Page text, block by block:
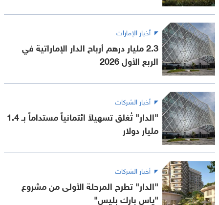
أخبار الإمارات
2.3 مليار درهم أرباح الدار الإماراتية في
الربع الأول 2026
أخبار الشركات
"الدار" تُغلق تسهيلاً ائتمانياً مستداماً بـ 1.4
مليار دولار
أخبار الشركات
"الدار" تطرح المرحلة الأولى من مشروع
"ياس بارك بليس"